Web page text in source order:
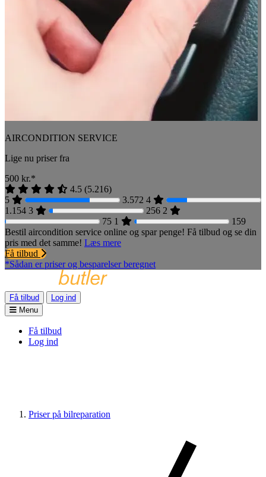
AIRCONDITION SERVICE
Lige nu priser fra
500 kr.*
4.5 (5.216)
5
3.572 4
1.154 3 256 2
75 1
159
Bestil aircondition service online og spar penge! Få tilbud og se din
pris med det samme! Læs mere
Få tilbud
*Sådan er priser og besparelser beregnet
Få tilbud
Log ind
Menu
Få tilbud
Log ind
Priser på bilreparation